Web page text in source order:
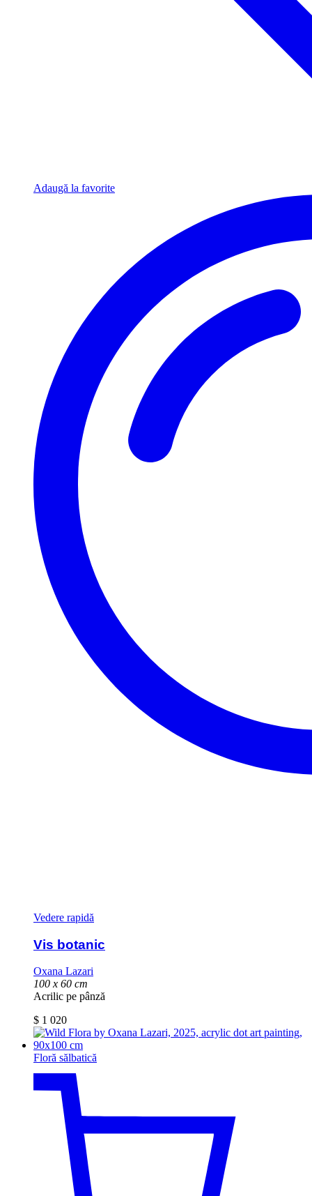
Adaugă la favorite
Vedere rapidă
Vis botanic
Oxana Lazari
100 x 60 cm
Acrilic pe pânză
$ 1 020
Floră sălbatică